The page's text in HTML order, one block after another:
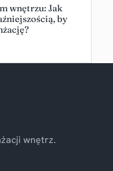
wnętrzu: Jak
by
wnętrz.